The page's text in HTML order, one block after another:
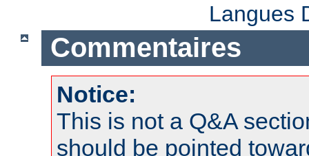
Langues
Commentaires
Notice:
This is not a Q&A
should be pointed